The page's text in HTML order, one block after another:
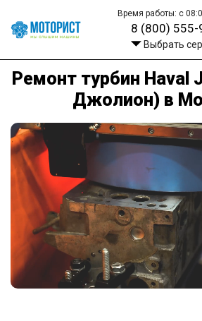
Время работы: с
8 (800) 555-
Выбрать
Ремонт турбин Haval
Джолион) в